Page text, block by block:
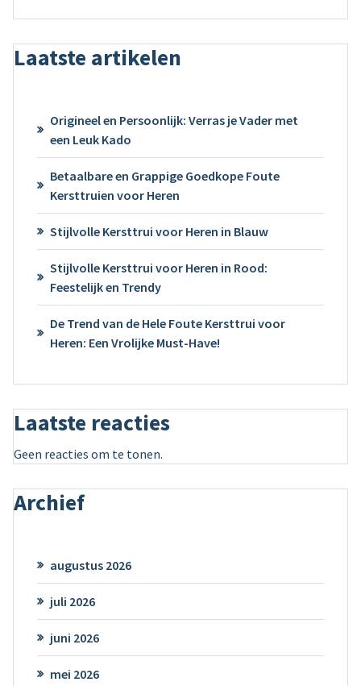
Laatste artikelen
Origineel en Persoonlijk: Verras je Vader met
een Leuk Kado
Betaalbare en Grappige Goedkope Foute
Kersttruien voor Heren
Stijlvolle Kersttrui voor Heren in Blauw
Stijlvolle Kersttrui voor Heren in Rood:
Feestelijk en Trendy
De Trend van de Hele Foute Kersttrui voor
Heren: Een Vrolijke Must-Have!
Laatste reacties
Geen reacties om te tonen.
Archief
augustus 2026
juli 2026
juni 2026
mei 2026